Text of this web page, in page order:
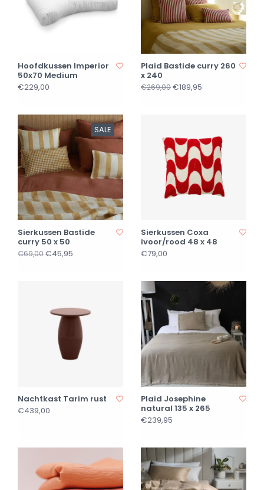
Hoofdkussen Imperior
50x70 Medium
€229,00
Plaid Bastide curry 260
x 240
€269,00€189,95
SALE
Sierkussen Bastide
curry 50 x 50
€69,00€45,95
Sierkussen Coxa
ivoor/rood 48 x 48
€79,00
Nachtkast Tarim rust
€439,00
Plaid Josephine
natural 135 x 265
€239,95